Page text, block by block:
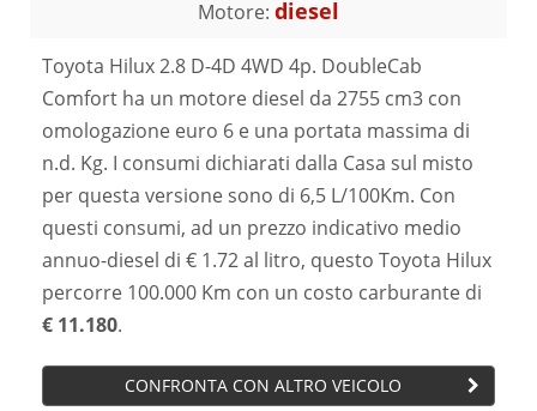
Motore: diesel
Toyota Hilux 2.8 D-4D 4WD 4p. DoubleCab
Comfort ha un motore diesel da 2755 cm3 con
omologazione euro 6 e una portata massima di
n.d. Kg. I consumi dichiarati dalla Casa sul misto
per questa versione sono di 6,5 L/100Km. Con
questi consumi, ad un prezzo indicativo medio
annuo-diesel di € 1.72 al litro, questo Toyota Hilux
percorre 100.000 Km con un costo carburante di
€ 11.180.
CONFRONTA CON ALTRO VEICOLO